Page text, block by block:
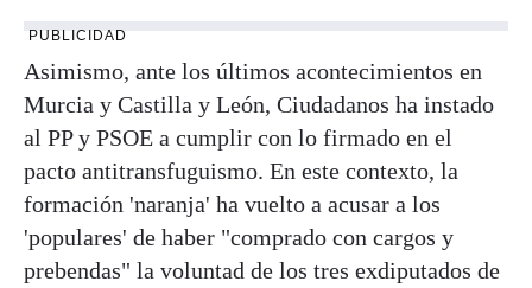
PUBLICIDAD
Asimismo, ante los últimos acontecimientos en
Murcia y Castilla y León, Ciudadanos ha instado
al PP y PSOE a cumplir con lo firmado en el
pacto antitransfuguismo. En este contexto, la
formación 'naranja' ha vuelto a acusar a los
'populares' de haber "comprado con cargos y
prebendas" la voluntad de los tres exdiputados de